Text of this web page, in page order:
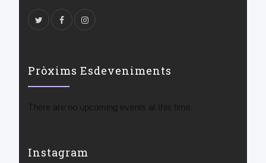
Pròxims Esdeveniments
There are no upcoming events at this time.
Instagram